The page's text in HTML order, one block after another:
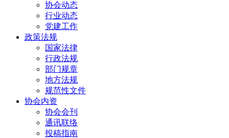
协会动态
行业动态
党建工作
政策法规
国家法律
行政法规
部门规章
地方法规
规范性文件
协会内资
协会会刊
通讯联络
投稿指南